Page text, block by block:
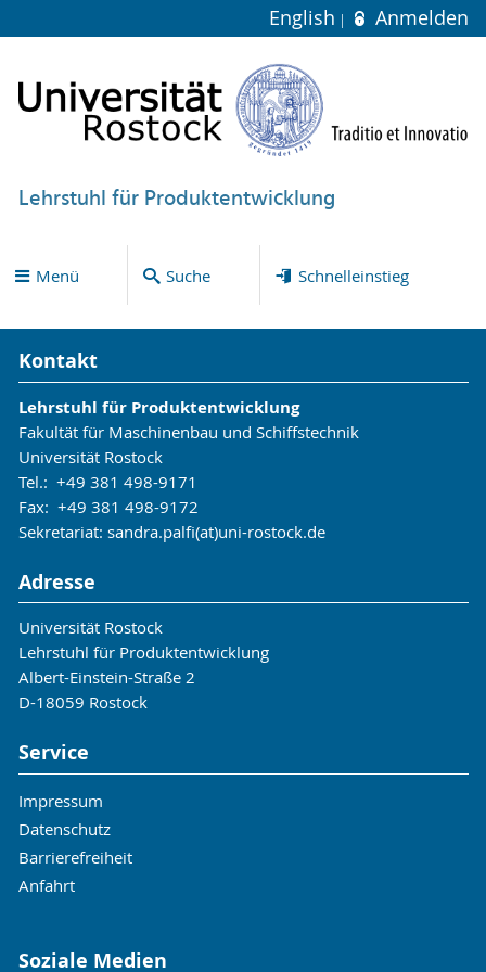
English Anmelden
Lehrstuhl für Produktentwicklung
Menü Suche Schnelleinstieg
Kontakt
Lehrstuhl für Produktentwicklung
Fakultät für Maschinenbau und Schiffstechnik
Universität Rostock
Tel.: +49 381 498-9171
Fax: +49 381 498-9172
Sekretariat: sandra.palfi(at)uni-rostock.de
Adresse
Universität Rostock
Lehrstuhl für Produktentwicklung
Albert-Einstein-Straße 2
D-18059 Rostock
Service
Impressum
Datenschutz
Barrierefreiheit
Anfahrt
Soziale Medien